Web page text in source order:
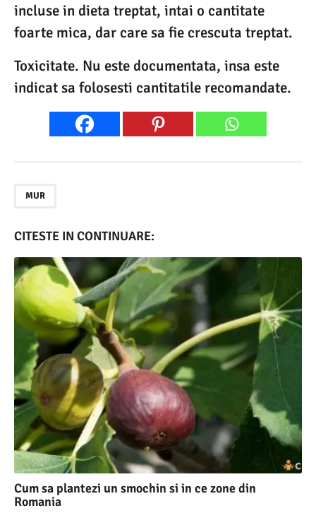
incluse in dieta treptat, intai o cantitate
foarte mica, dar care sa fie crescuta treptat.
Toxicitate. Nu este documentata, insa este
indicat sa folosesti cantitatile recomandate.
MUR
CITESTE IN CONTINUARE:
Cum sa plantezi un smochin si in ce zone din
Romania